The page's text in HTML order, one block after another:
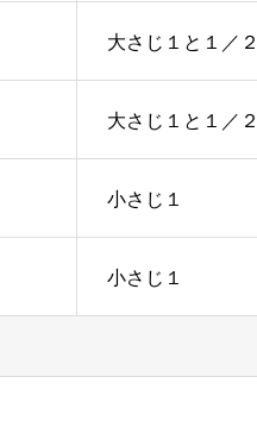
大さじ１と１／２
大さじ１と１／２
小さじ１
小さじ１